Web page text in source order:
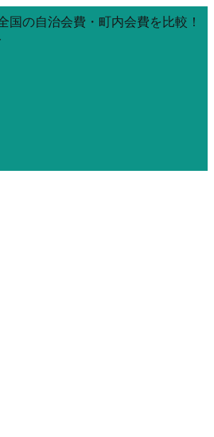
国の自治会費・町内会費を比較！